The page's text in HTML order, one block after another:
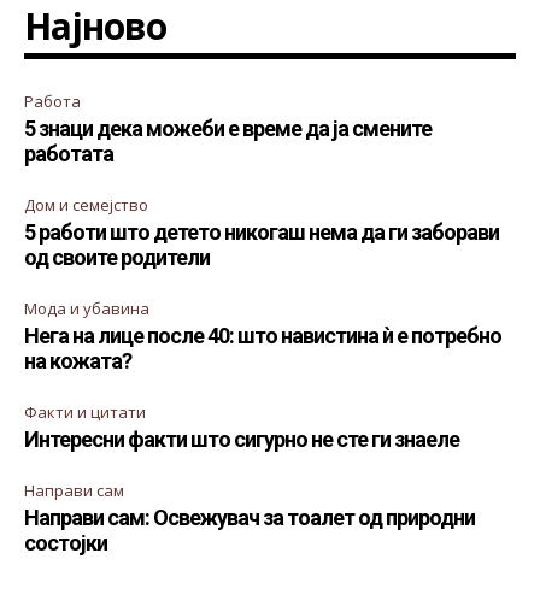
Најново
Работа
5 знаци дека можеби е време да ја смените
работата
Дом и семејство
5 работи што детето никогаш нема да ги заборави
од своите родители
Мода и убавина
Нега на лице после 40: што навистина ѝ е потребно
на кожата?
Факти и цитати
Интересни факти што сигурно не сте ги знаеле
Направи сам
Направи сам: Освежувач за тоалет од природни
состојки